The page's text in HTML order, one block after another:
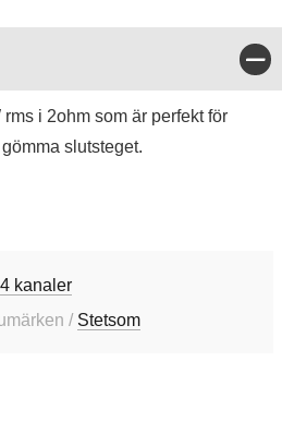
i 2ohm som är perfekt för
slutsteget.
4 kanaler
/ Stetsom